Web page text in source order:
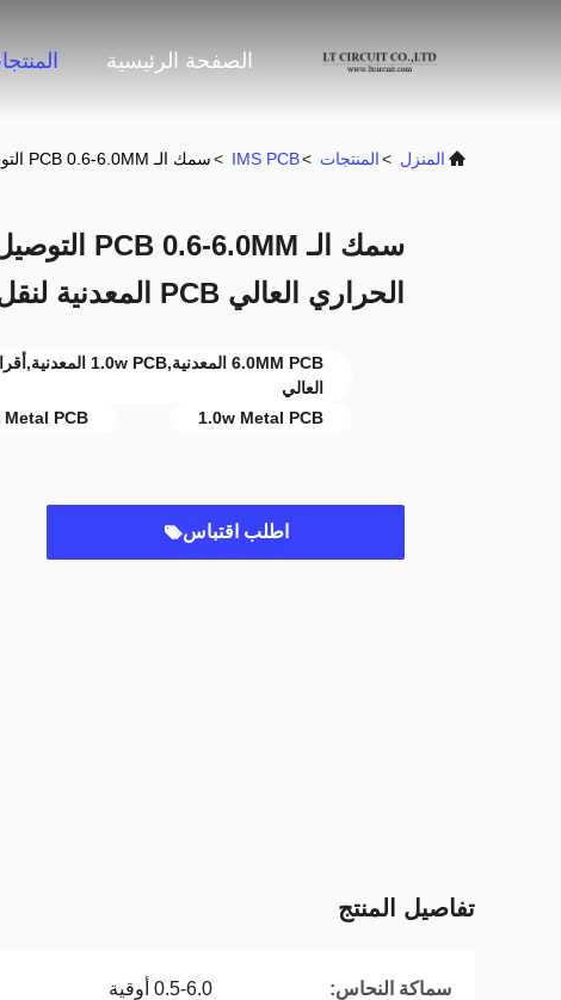
الصفحة الرئيسية
المنزل >المنتجات >
IMS PCB
>سمك الـ PCB 0.6-6.0MM التوصيل الحراري 1.0w التوصيل الحراري العالي PCB المعدنية لنقل الحرارة الفعال
الحراري العالي PCB المعدنية لنقل الحرارة الفعال
العالي
1.0w Metal PCB
PCB
اطلب اقتباس
تفاصيل المنتج
سماكة النحاس: 0.5-6.0 أوقية